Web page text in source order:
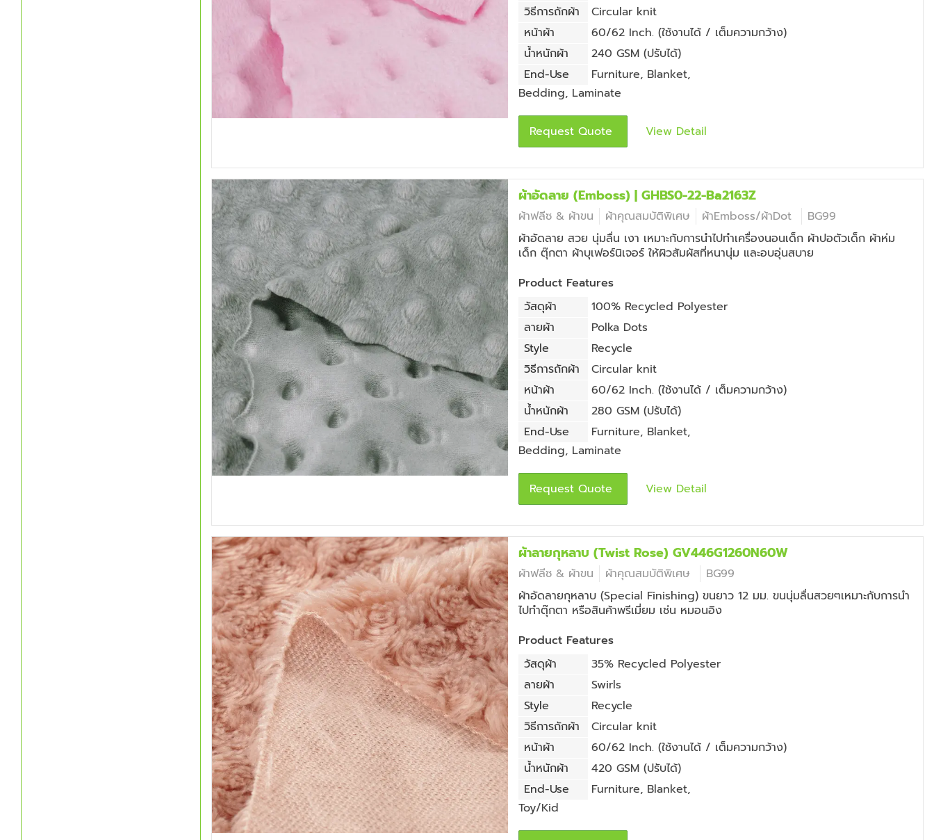
วิธีการถักผ้า
Circular knit
หน้าผ้า
60/62 Inch. (ใช้งานได้ / เต็มความกว้าง)
น้ำหนักผ้า
240 GSM (ปรับได้)
End-Use
Furniture, Blanket,
Bedding, Laminate
Request Quote View Detail
ผ้าอัดลาย (Emboss) | GHBS0-22-Ba2163Z
ผ้าฟลีซ & ผ้าขน ผ้าคุณสมบัติพิเศษ ผ้าEmboss/ผ้าDot
BG99
ผ้าอัดลาย สวย นุ่มลื่น เงา เหมาะกับการนำไปทำเครื่องนอนเด็ก ผ้าปอตัวเด็ก ผ้าห่ม
เด็ก ตุ๊กตา ผ้าบุเฟอร์นิเจอร์ ให้ผิวสัมผัสที่หนานุ่ม และอบอุ่นสบาย
Product Features
วัสดุผ้า
100% Recycled Polyester
ลายผ้า
Polka Dots
Style
Recycle
วิธีการถักผ้า
Circular knit
หน้าผ้า
60/62 Inch. (ใช้งานได้ / เต็มความกว้าง)
น้ำหนักผ้า
280 GSM (ปรับได้)
End-Use
Furniture, Blanket,
Bedding, Laminate
Request Quote View Detail
ผ้าลายกุหลาบ (Twist Rose) GV446G1260N60W
ผ้าฟลีซ & ผ้าขน ผ้าคุณสมบัติพิเศษ
BG99
ผ้าอัดลายกุหลาบ (Special Finishing) ขนยาว 12 มม. ขนนุ่มลื่นสวยๆเหมาะกับการนำ
ไปทำตุ๊กตา หรือสินค้าพรีเมี่ยม เช่น หมอนอิง
Product Features
วัสดุผ้า
35% Recycled Polyester
ลายผ้า
Swirls
Style
Recycle
วิธีการถักผ้า
Circular knit
หน้าผ้า
60/62 Inch. (ใช้งานได้ / เต็มความกว้าง)
น้ำหนักผ้า
420 GSM (ปรับได้)
End-Use
Furniture, Blanket,
Toy/Kid